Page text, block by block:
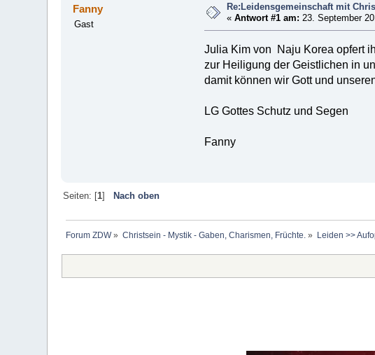
Fanny
Gast
Re:Leidensgemeinschaft mit
«Antwort #1 am: 23. September
Julia Kim von Naju Korea opfert
zur Heiligung der Geistlichen in
damit können wir Gott und
LG Gottes Schutz und Segen
Fanny
Seiten: [1]
Nach oben
Forum ZDW» Christsein - Mystik - Gaben, Charismen, Früchte.» Leiden >>